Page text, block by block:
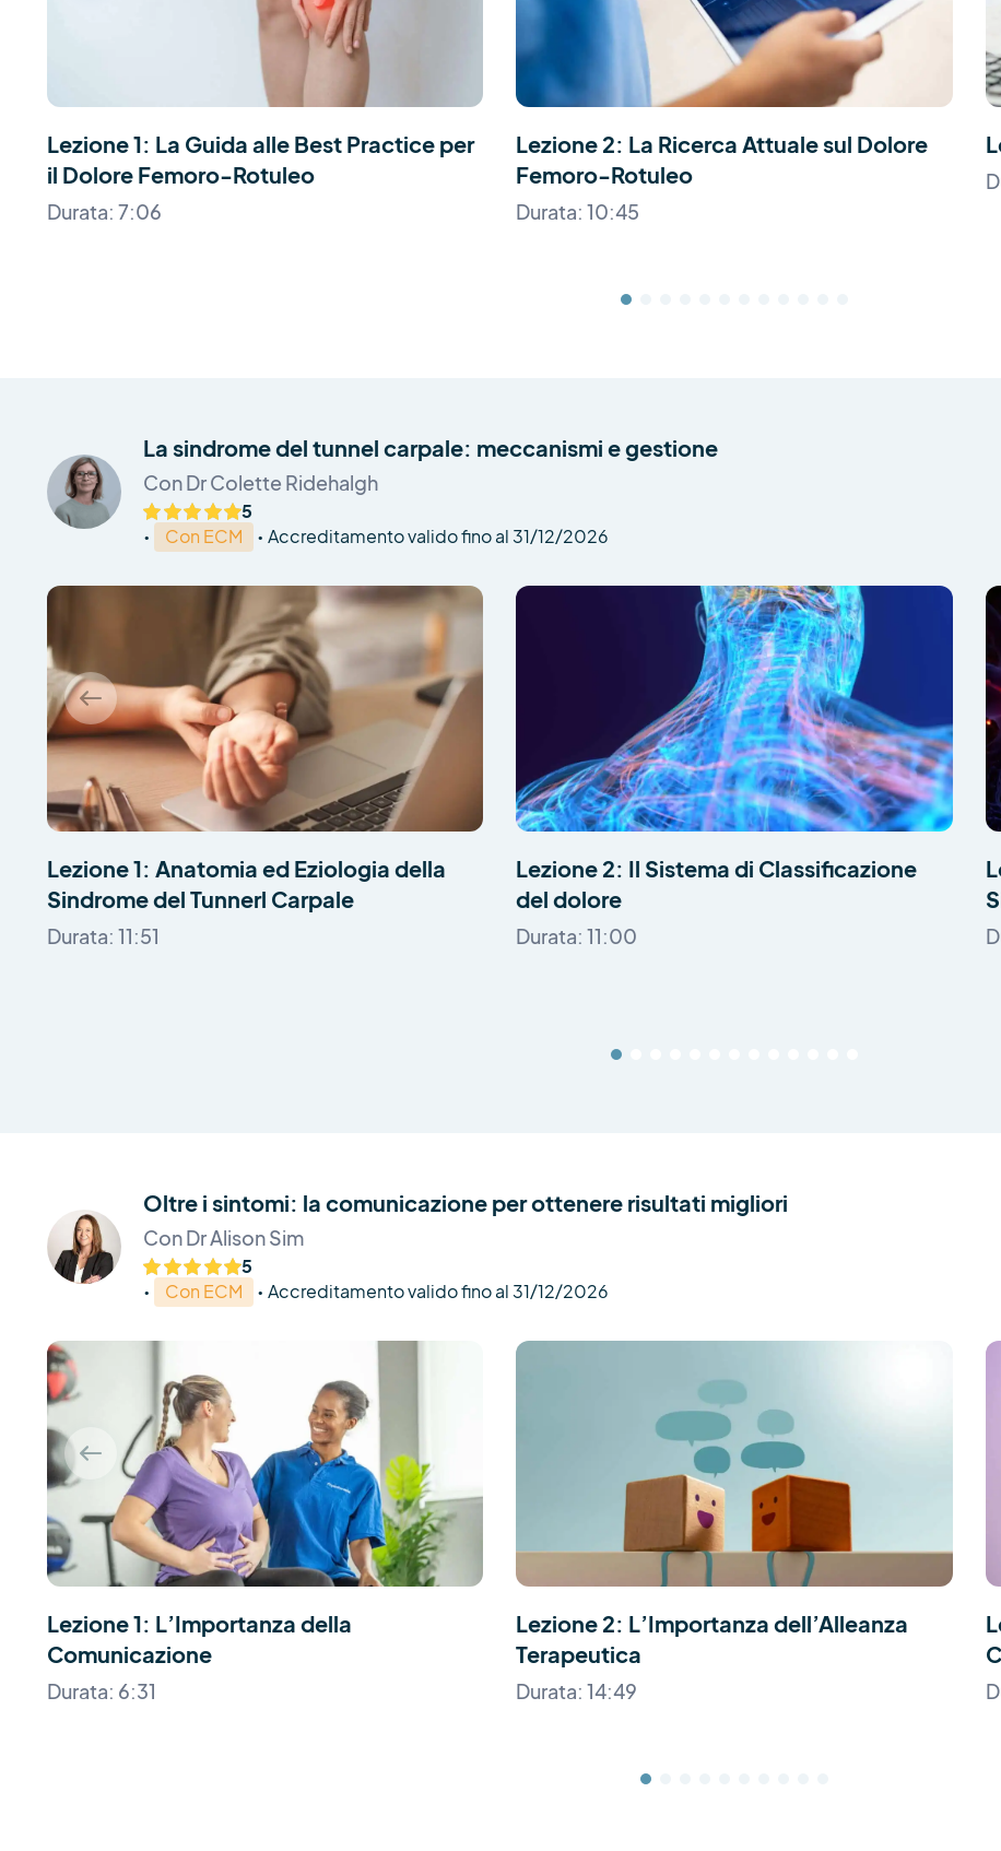
Lezione 1: La Guida alle Best Practice per
il Dolore Femoro-Rotuleo
Durata: 7:06
Lezione 2: La Ricerca Attuale sul Dolore
Femoro-Rotuleo
Durata: 10:45
La sindrome del tunnel carpale: meccanismi e gestione
Con Dr Colette Ridehalgh
5
• Con ECM • Accreditamento valido fino al 31/12/2026
Lezione 1: Anatomia ed Eziologia della
Sindrome del Tunnerl Carpale
Durata: 11:51
Lezione 2: Il Sistema di Classificazione
del dolore
Durata: 11:00
Oltre i sintomi: la comunicazione per ottenere risultati migliori
Con Dr Alison Sim
5
• Con ECM • Accreditamento valido fino al 31/12/2026
Lezione 1: L’Importanza della
Comunicazione
Durata: 6:31
Lezione 2: L’Importanza dell’Alleanza
Terapeutica
Durata: 14:49